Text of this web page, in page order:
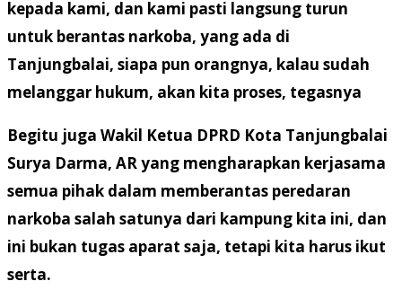
kepada kami, dan kami pasti langsung turun
untuk berantas narkoba, yang ada di
Tanjungbalai, siapa pun orangnya, kalau sudah
melanggar hukum, akan kita proses, tegasnya
Begitu juga Wakil Ketua DPRD Kota Tanjungbalai
Surya Darma, AR yang mengharapkan kerjasama
semua pihak dalam memberantas peredaran
narkoba salah satunya dari kampung kita ini, dan
ini bukan tugas aparat saja, tetapi kita harus ikut
serta.